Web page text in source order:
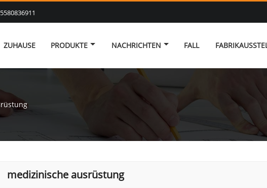
ZUHAUSE PRODUKTE NACHRICHTEN FALL
medizinische ausrüstung